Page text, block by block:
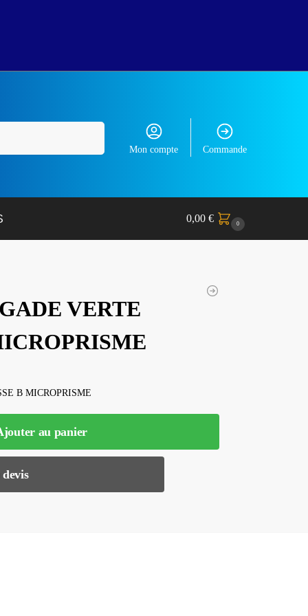
Mon compte Commande
0,00 € 0
VERTE
B MICROPRISME
au panier